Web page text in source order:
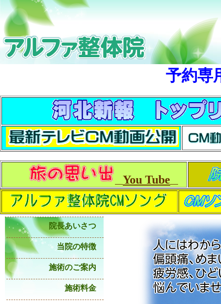
予約専
You Tube
院長あいさつ
当院の特徴
施術のご案内
施術料金